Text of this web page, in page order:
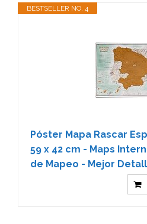
BESTSELLER NO. 4
Póster Mapa Rascar
59 x 42 cm - Maps
de Mapeo - Mejor